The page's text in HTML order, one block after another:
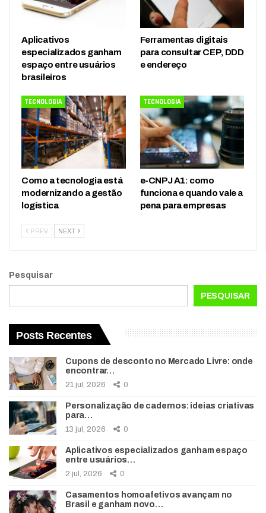
Aplicativos
especializados ganham
espaço entre usuários
brasileiros
Ferramentas digitais
para consultar CEP, DDD
e endereço
TECNOLOGIA
Como a tecnologia está
modernizando a gestão
logística
TECNOLOGIA
e-CNPJ A1: como
funciona e quando vale a
pena para empresas
PREV NEXT
Pesquisar
PESQUISAR
Posts Recentes
Cupons de desconto no Mercado Livre: onde
encontrar…
21 jul, 2026 0
Personalização de cadernos: ideias criativas
para…
13 jul, 2026 0
Aplicativos especializados ganham espaço
entre usuários…
2 jul, 2026 0
Casamentos homoafetivos avançam no
Brasil e ganham novo…